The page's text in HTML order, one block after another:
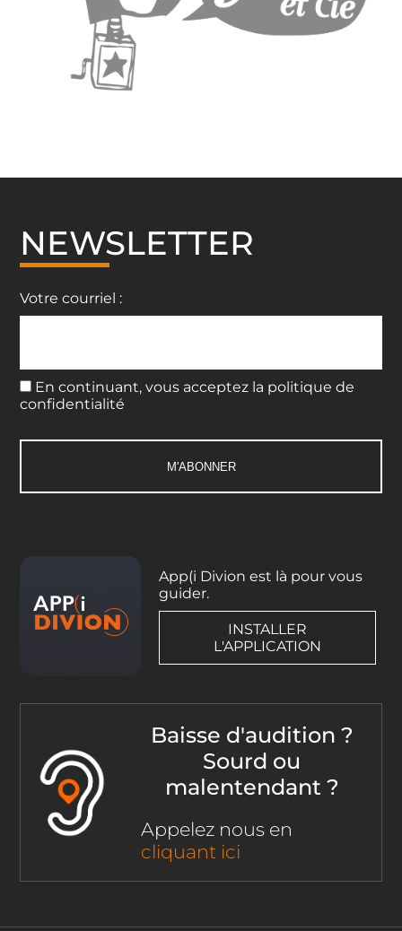
NEWSLETTER
Votre courriel :
En continuant, vous acceptez la politique de
confidentialité
App(i Divion est là pour vous
guider.
INSTALLER
L'APPLICATION
Baisse d'audition ?
Sourd ou
malentendant ?
Appelez nous en
cliquant ici